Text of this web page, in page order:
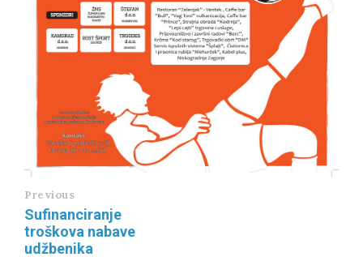
Previous
Sufinanciranje
troškova nabave
udžbenika